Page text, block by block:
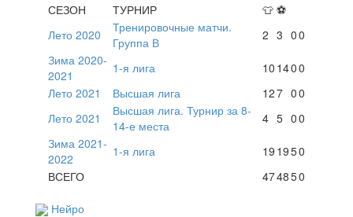
СЕЗОН
ТУРНИР 👕 ⚽
Лето 2020
Тренировочные матчи.
Группа В
2 3 00
Зима 2020-
2021
1-я лига 10 1400
Лето 2021
Высшая лига 127 00
Лето 2021
Высшая лига. Турнир за 8-
14-е места
4 5 00
Зима 2021-
2022
1-я лига 19 1950
ВСЕГО
474850
Нейро